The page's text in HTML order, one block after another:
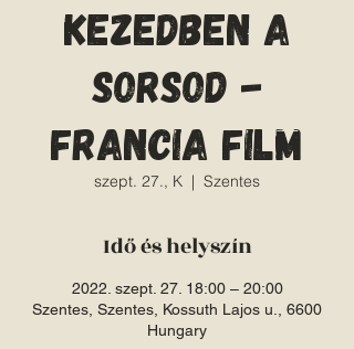
Kezedben a
sorsod -
francia film
szept. 27., K
  |
Szentes
Idő és helyszín
2022. szept. 27. 18:00 – 20:00
Szentes, Szentes, Kossuth Lajos u., 6600
Hungary